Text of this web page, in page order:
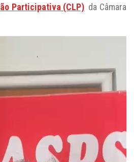
Participativa (CLP) da Câmara